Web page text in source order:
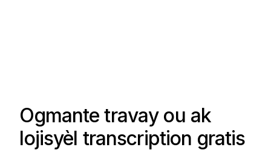
Ogmante travay ou ak
lojisyèl transcription gratis